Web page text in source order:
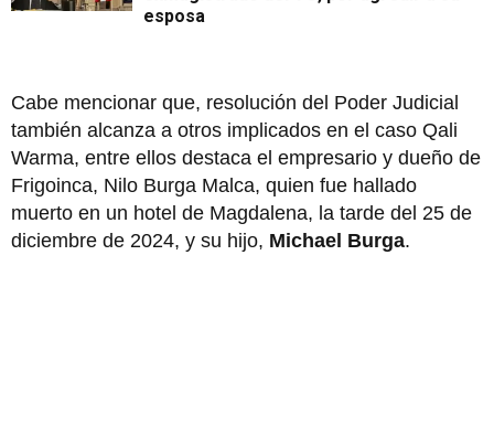
esposa
Cabe mencionar que, resolución del Poder Judicial
también alcanza a otros implicados en el caso Qali
Warma, entre ellos destaca el empresario y dueño de
Frigoinca, Nilo Burga Malca, quien fue hallado
muerto en un hotel de Magdalena, la tarde del 25 de
diciembre de 2024, y su hijo, Michael Burga.